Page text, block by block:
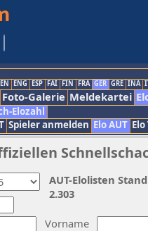
ENG ESP FAI FIN FRA GER GRE INA
Foto-Galerie Meldekartei
Elozahl
Spieler anmelden Elo AUT
Vorname
AUT-Elolisten
2.303